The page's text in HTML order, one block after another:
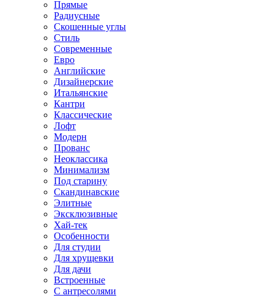
Прямые
Радиусные
Скошенные углы
Стиль
Современные
Евро
Английские
Дизайнерские
Итальянские
Кантри
Классические
Лофт
Модерн
Прованс
Неоклассика
Минимализм
Под старину
Скандинавские
Элитные
Эксклюзивные
Хай-тек
Особенности
Для студии
Для хрущевки
Для дачи
Встроенные
С антресолями